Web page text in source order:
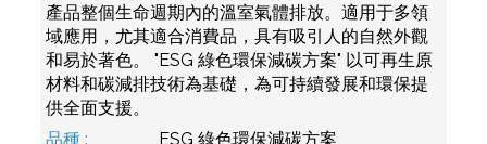
產品整個生命週期內的溫室氣體排放。適用于多領
域應用，尤其適合消費品，具有吸引人的自然外觀
和易於著色。 "ESG 綠色環保減碳方案" 以可再生原
材料和碳減排技術為基礎，為可持續發展和環保提
供全面支援。
ESG 綠色環保減碳方案